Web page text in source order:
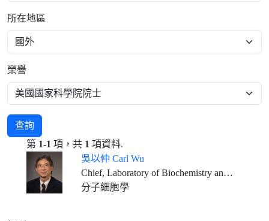
所在地區
榮譽
查詢
第 1-1 項，共 1 項資料.
吳以仲 Carl Wu
Chief, Laboratory of Biochemistry and Molecular Biology National Cancer Institute, National Institutes of Health, and NIH Distinguished Investigator
分子細胞學